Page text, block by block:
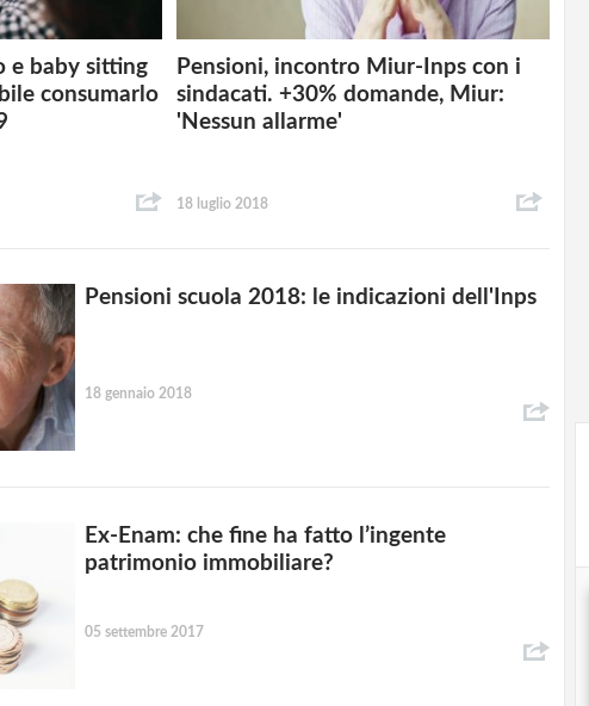
e baby sitting
consumarlo
Pensioni, incontro Miur-Inps con i
sindacati. +30% domande, Miur:
'Nessun allarme'
18 luglio 2018
Pensioni scuola 2018: le indicazioni dell'Inps
18 gennaio 2018
Ex-Enam: che fine ha fatto l’ingente
patrimonio immobiliare?
05 settembre 2017